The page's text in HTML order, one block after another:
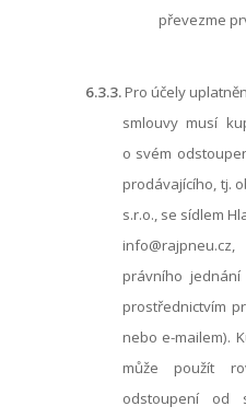
převezme
6.3.3.Pro účely
smlouvy musí
o svém
prodávajícího, tj.
s.r.o., se sídlem
info@rajpneu.cz,
právního
prostřednictvím
nebo e-mailem).
může použít
odstoupení od